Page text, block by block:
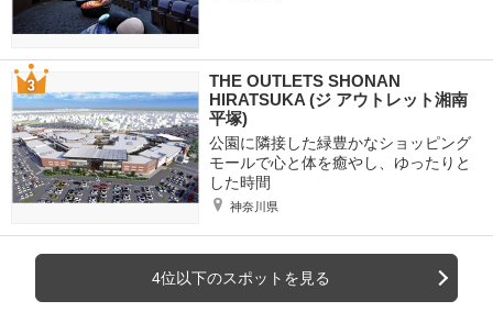
THE OUTLETS SHONAN
HIRATSUKA (ジ アウトレット湘南
平塚)
公園に隣接した緑豊かなショッピング
モールで心と体を癒やし、ゆったりと
した時間
神奈川県
4位以下のスポットを見る